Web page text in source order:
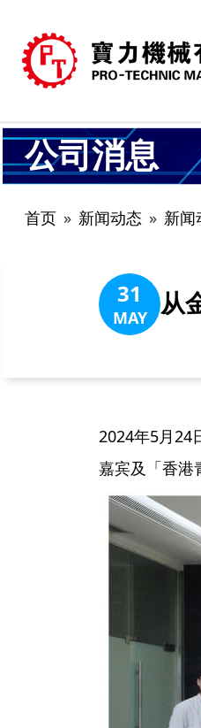
公司消息
首页 新闻动态 新闻
31
MAY 从
2024年5月24
嘉宾及「香港